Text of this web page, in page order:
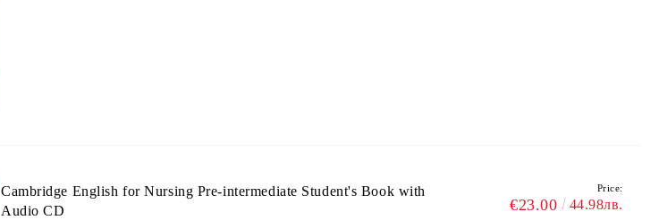
Cambridge English for Nursing Pre-intermediate Student's Book with
Audio CD
Price:
€23.00 44.98лв.